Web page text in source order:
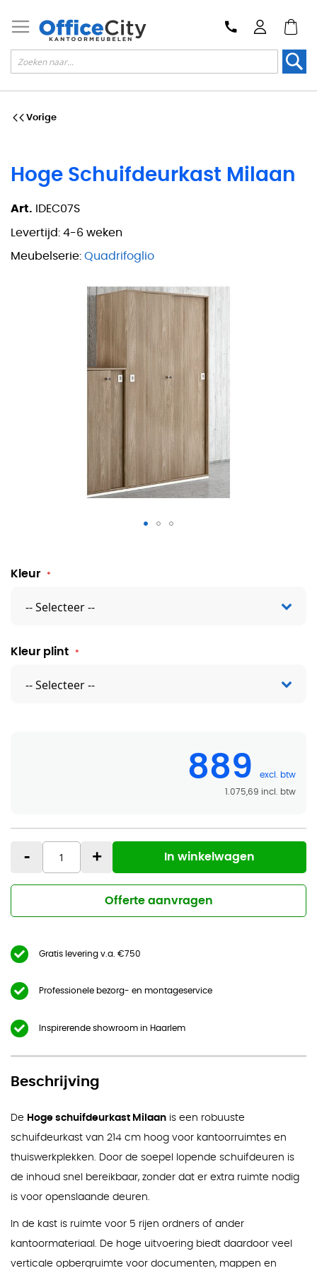
Hoge Schuifdeurkast Milaan
Art. IDEC07S
Levertijd: 4-6 weken
Meubelserie: Quadrifoglio
Hoge Schuifdeurkast Milaan
Kleur
Kleur plint
889
1.075,69
- + In winkelwagen
Offerte aanvragen
Gratis levering v.a. €750
Professionele bezorg- en montageservice
Inspirerende showroom in Haarlem
Vorige
Beschrijving
De Hoge schuifdeurkast Milaan is een robuuste
schuifdeurkast van 214 cm hoog voor kantoorruimtes en
thuiswerkplekken. Door de soepel lopende schuifdeuren is
de inhoud snel bereikbaar, zonder dat er extra ruimte nodig
is voor openslaande deuren.
In de kast is ruimte voor 5 rijen ordners of ander
kantoormateriaal. De hoge uitvoering biedt daardoor veel
verticale opbergruimte voor documenten, mappen en